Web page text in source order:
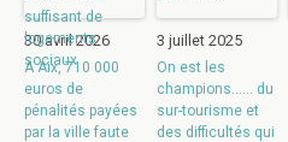
30 avril 2026
A Aix, 710 000
euros de
pénalités payées
par la ville faute
3 juillet 2025
On est les
champions…… du
sur-tourisme et
des difficultés qui